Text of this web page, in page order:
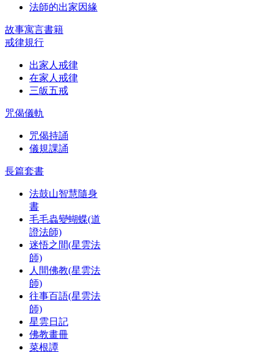
法師的出家因緣
故事寓言書籍
戒律規行
出家人戒律
在家人戒律
三皈五戒
咒偈儀軌
咒偈持誦
儀規課誦
長篇套書
法鼓山智慧隨身
書
毛毛蟲變蝴蝶(道
證法師)
迷悟之間(星雲法
師)
人間佛教(星雲法
師)
往事百語(星雲法
師)
星雲日記
佛教畫冊
菜根譚